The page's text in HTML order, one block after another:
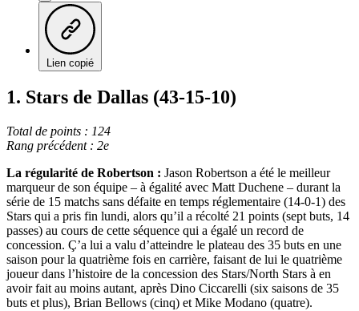
Lien copié
1. Stars de Dallas (43-15-10)
Total de points : 124
Rang précédent : 2e
La régularité de Robertson : Jason Robertson a été le meilleur
marqueur de son équipe – à égalité avec Matt Duchene – durant la
série de 15 matchs sans défaite en temps réglementaire (14-0-1) des
Stars qui a pris fin lundi, alors qu’il a récolté 21 points (sept buts, 14
passes) au cours de cette séquence qui a égalé un record de
concession. Ç’a lui a valu d’atteindre le plateau des 35 buts en une
saison pour la quatrième fois en carrière, faisant de lui le quatrième
joueur dans l’histoire de la concession des Stars/North Stars à en
avoir fait au moins autant, après Dino Ciccarelli (six saisons de 35
buts et plus), Brian Bellows (cinq) et Mike Modano (quatre).